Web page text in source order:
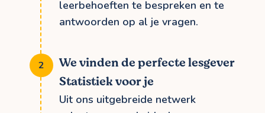
leerbehoeften te bespreken en te
antwoorden op al je vragen.
We vinden de perfecte lesgever
Statistiek voor je
Uit ons uitgebreide netwerk